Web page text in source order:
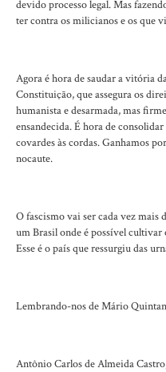
devido processo legal. Mas
ter contra os milicianos e os que
Agora é hora de saudar a vitória
Constituição, que assegura os
humanista e desarmada, mas
ensandecida. É hora de
covardes às cordas. Ganhamos
nocaute.
O fascismo vai ser cada vez
um Brasil onde é possível cultivar
Esse é o país que ressurgiu das
Lembrando-nos de Mário
Antônio Carlos de Almeida